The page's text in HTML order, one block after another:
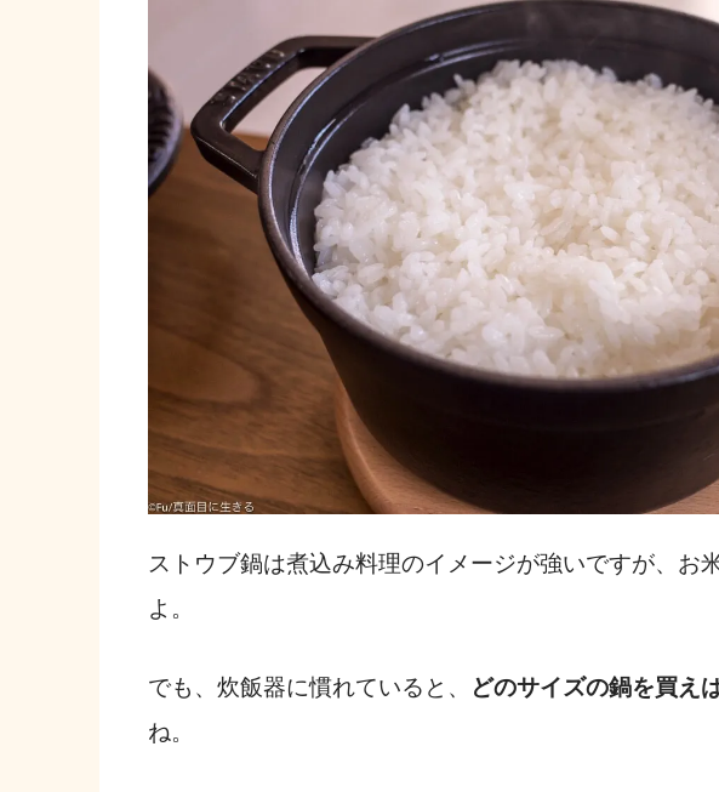
ストウブ鍋は煮込み料理のイメージが強いですが、お
よ。
でも、炊飯器に慣れていると、 どのサイズの鍋を買え
ね。